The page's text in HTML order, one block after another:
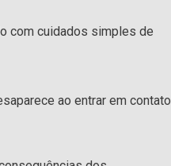
com cuidados simples de
ao entrar em contato